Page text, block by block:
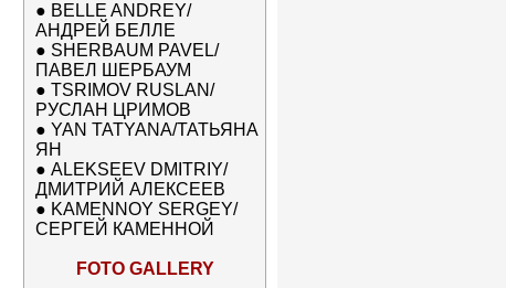
● BELLE ANDREY/
АНДРЕЙ БЕЛЛЕ
● SHERBAUM PAVEL/
ПАВЕЛ ШЕРБАУМ
● TSRIMOV RUSLAN/
РУСЛАН ЦРИМОВ
● YAN TATYANA/ТАТЬЯНА
ЯН
● ALEKSEEV DMITRIY/
ДМИТРИЙ АЛЕКСЕЕВ
● KAMENNOY SERGEY/
СЕРГЕЙ КАМЕННОЙ
FOTO GALLERY